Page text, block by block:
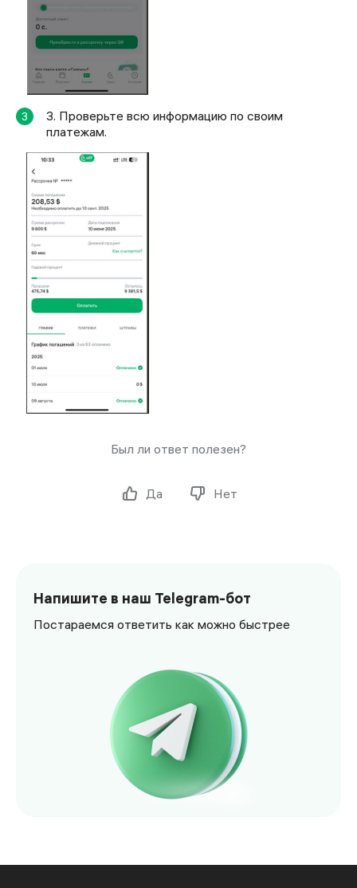
3
3. Проверьте всю информацию по своим
платежам.
Был ли ответ полезен?
Да Нет
Напишите в наш Telegram-бот
Постараемся ответить как можно быстрее